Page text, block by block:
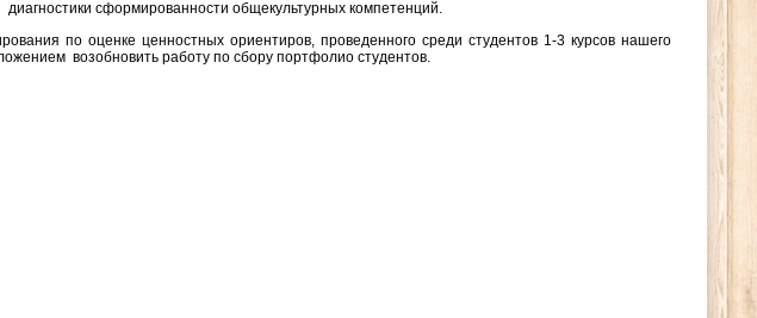
сформированности общекультурных компетенций.
по оценке ценностных ориентиров, проведенного среди студентов 1-3 курсов нашего
возобновить работу по сбору портфолио студентов.